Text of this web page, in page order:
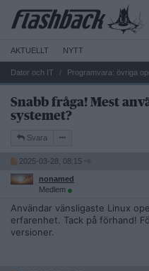
AKTUELLT NYTT
Dator och IT Programvara: övriga
Snabb fråga! Mest
systemet?
Svara
2025-03-28, 08:15
nonamed
Medlem
Användar vänsligaste Linux
erfarenhet. Tack på förhand!
versioner.